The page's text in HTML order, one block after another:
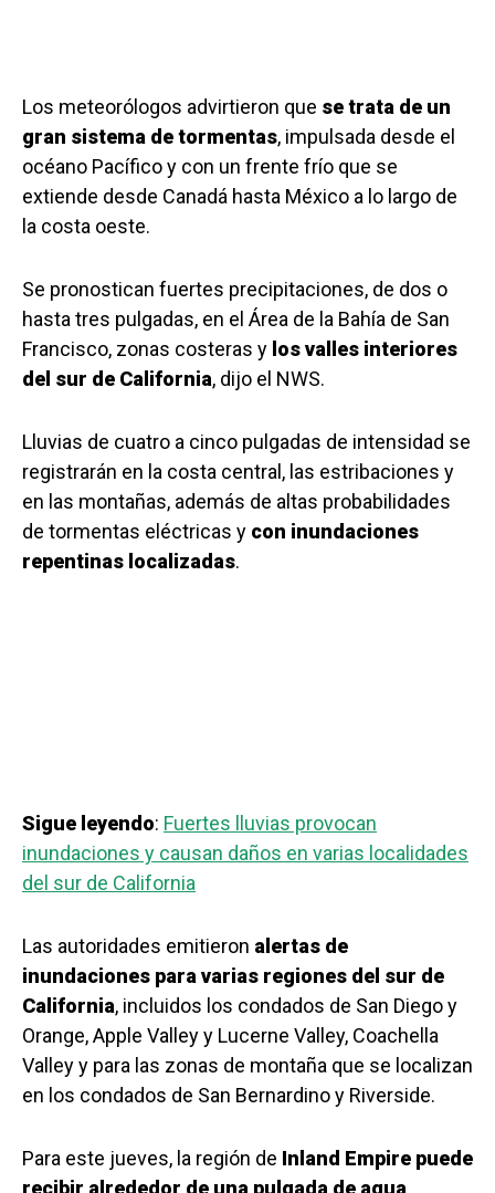
Los meteorólogos advirtieron que se trata de un
gran sistema de tormentas, impulsada desde el
océano Pacífico y con un frente frío que se
extiende desde Canadá hasta México a lo largo de
la costa oeste.
Se pronostican fuertes precipitaciones, de dos o
hasta tres pulgadas, en el Área de la Bahía de San
Francisco, zonas costeras y los valles interiores
del sur de California, dijo el NWS.
Lluvias de cuatro a cinco pulgadas de intensidad se
registrarán en la costa central, las estribaciones y
en las montañas, además de altas probabilidades
de tormentas eléctricas y con inundaciones
repentinas localizadas.
Sigue leyendo: Fuertes lluvias provocan
inundaciones y causan daños en varias localidades
del sur de California
Las autoridades emitieron alertas de
inundaciones para varias regiones del sur de
California, incluidos los condados de San Diego y
Orange, Apple Valley y Lucerne Valley, Coachella
Valley y para las zonas de montaña que se localizan
en los condados de San Bernardino y Riverside.
Para este jueves, la región de Inland Empire puede
recibir alrededor de una pulgada de agua